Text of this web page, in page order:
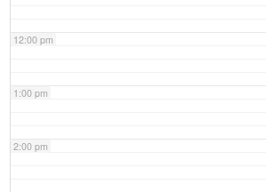
12:00 pm
1:00 pm
2:00 pm